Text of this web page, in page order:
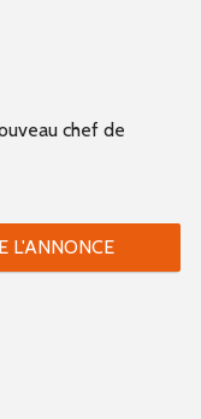
chef de
L'ANNONCE